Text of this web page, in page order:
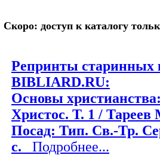
Скоро: доступ к каталогу
Репринты старинных
BIBLIARD.RU:
Основы
Христос. Т. 1 /
Посад: Тип. Св.-Тр.
с. Подробнее...